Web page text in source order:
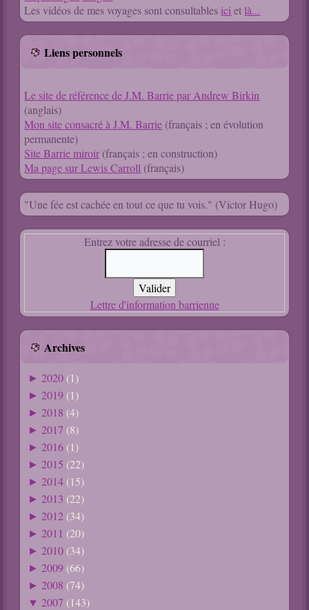
Les vidéos de mes voyages sont consultables ici etlà...
Liens personnels
Le site de référence de J.M. Barrie par Andrew Birkin
(anglais)
Mon site consacré à J.M. Barrie (français ; en évolution
permanente)
Site Barrie miroir (français ; en construction)
Ma page sur Lewis Carroll (français)
"Une fée est cachée en tout ce que tu vois." (Victor Hugo)
Entrez votre adresse de courriel :
Lettre d'information barrienne
Archives
►2020 (1)
►2019 (1)
►2018 (4)
►2017 (8)
►2016 (1)
►2015 (22)
►2014 (15)
►2013 (22)
►2012 (34)
►2011 (20)
►2010 (34)
►2009 (66)
►2008 (74)
▼2007 (143)